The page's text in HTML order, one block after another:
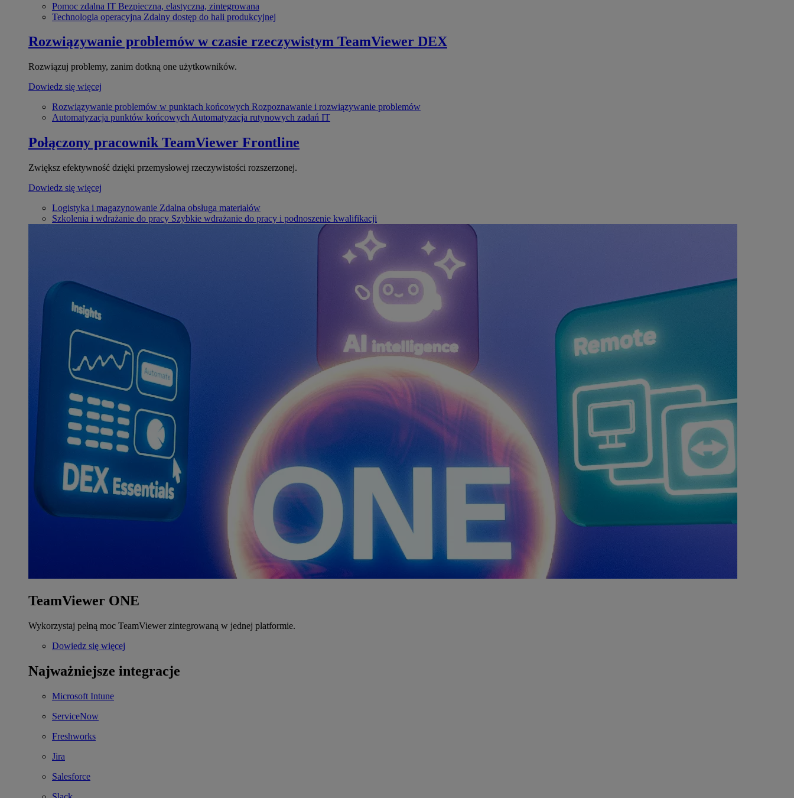
Pomoc zdalna IT Bezpieczna, elastyczna, zintegrowana
Technologia operacyjna Zdalny dostęp do hali produkcyjnej
Rozwiązywanie problemów w czasie rzeczywistym TeamViewer DEX
Rozwiązuj problemy, zanim dotkną one użytkowników.
Dowiedz się więcej
Rozwiązywanie problemów w punktach końcowych Rozpoznawanie i rozwiązywanie problemów
Automatyzacja punktów końcowych Automatyzacja rutynowych zadań IT
Połączony pracownik TeamViewer Frontline
Zwiększ efektywność dzięki przemysłowej rzeczywistości rozszerzonej.
Dowiedz się więcej
Logistyka i magazynowanie Zdalna obsługa materiałów
Szkolenia i wdrażanie do pracy Szybkie wdrażanie do pracy i podnoszenie kwalifikacji
TeamViewer ONE
Wykorzystaj pełną moc TeamViewer zintegrowaną w jednej platformie.
Dowiedz się więcej
Najważniejsze integracje
Microsoft Intune
ServiceNow
Freshworks
Jira
Salesforce